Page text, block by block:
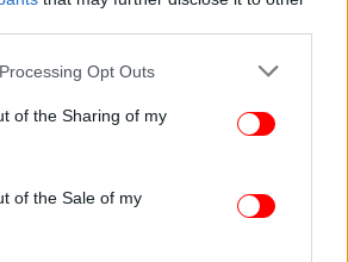
website/app uses one or more Google
or usage behaviour. You may click to
to Google and its third-party tags to
specified purposes in below Google
Opt Outs
of the Sharing of my
of the Sale of my
/ Φωτογραφία: Intimenews
στη Βουλή